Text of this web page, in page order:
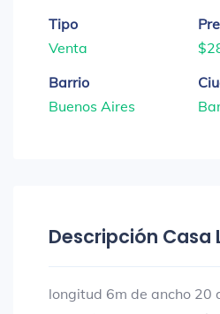
Tipo
Venta
Barrio
Buenos Aires
Descripción Casa
longitud 6m de ancho 20